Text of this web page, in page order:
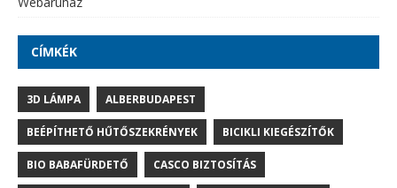
CÍMKÉK
3D LÁMPA ALBERBUDAPEST
BEÉPÍTHETŐ HŰTŐSZEKRÉNYEK BICIKLI KIEGÉSZÍTŐK
BIO BABAFÜRDETŐ CASCO BIZTOSÍTÁS